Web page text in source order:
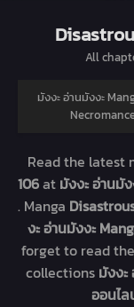
All
มังงะ อ่านมังงะ
Read the latest
106at มังงะ อ่านมั
. Manga
งะ อ่านมังงะ
forget to read
collections มังงะ
ออนไ